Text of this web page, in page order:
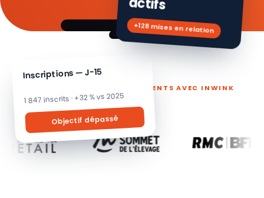
Inscriptions — J-15
1 847 inscrits · +32 % vs 2025
Objectif dépassé
+128 mises en relation
ILS PILOTENT LEURS ÉVÉNEMENTS AVEC INWINK